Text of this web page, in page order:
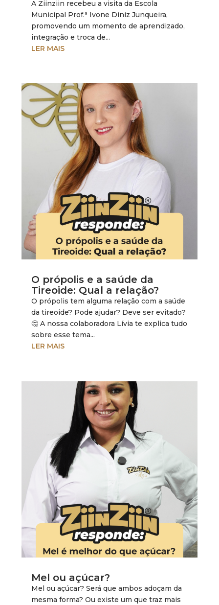
A Ziinziin recebeu a visita da Escola
Municipal Prof.ª Ivone Diniz Junqueira,
promovendo um momento de aprendizado,
integração e troca de...
LER MAIS
O própolis e a saúde da
Tireoide: Qual a relação?
O própolis tem alguma relação com a saúde
da tireoide? Pode ajudar? Deve ser evitado?
🤔 A nossa colaboradora Lívia te explica tudo
sobre esse tema...
LER MAIS
Mel ou açúcar?
Mel ou açúcar? Será que ambos adoçam da
mesma forma? Ou existe um que traz mais